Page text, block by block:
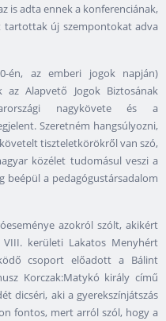
is adta ennek a konferenciának,
tartottak új szempontokat adva
én, az emberi jogok napján)
Alapvető Jogok Biztosának
nagykövete és a
Szeretném hangsúlyozni,
tiszteletkörökről van szó,
közélet tudomásul veszi a
beépül a pedagógustársadalom
azokról szólt, akikért
VIII. kerületi Lakatos Menyhért
csoport előadott a Bálint
Korczak:Matykó király című
dicséri, aki a gyerekszínjátszás
fontos, mert arról szól, hogy a